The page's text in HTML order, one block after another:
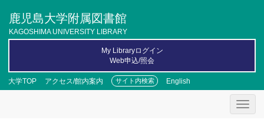
ツ
鹿児島大学附属図書館
KAGOSHIMA UNIVERSITY LIBRARY
大学TOP アクセス/館内案内 サイト内検索 English
My Libraryログイン
Web申込/照会